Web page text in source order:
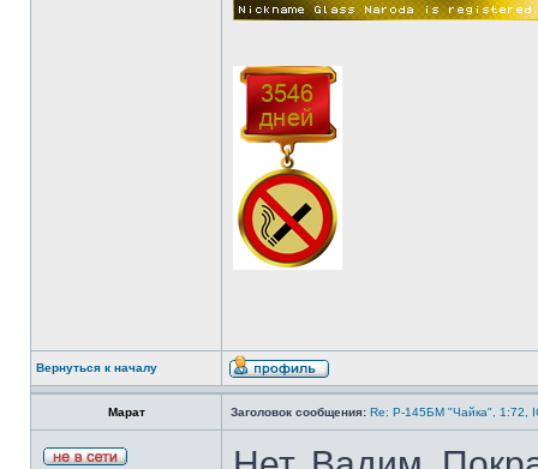
Вернуться к началу
Марат Заголовок сообщения: Re: Р-145БМ "Чайка", 1:72,